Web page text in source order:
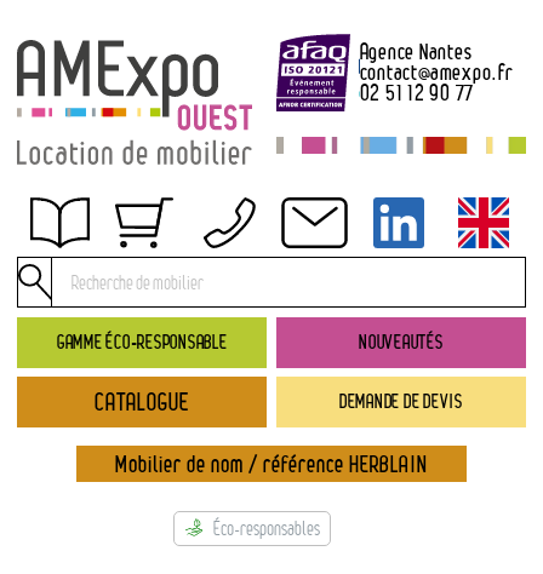
GAMME ÉCO-RESPONSABLE NOUVEAUTÉS
DEMANDE DE DEVIS
Agence Nantes
contact@amexpo.fr
02 51 12 90 77
Obtenir un devis
Conditions générales de location
Conditions de règlement
Contact
Catalogue
→ Nouveautés
→ Gamme éco-responsable
→ Types de mobilier
CATALOGUE
Mobilier de nom / référence HERBLAIN
Éco-responsables